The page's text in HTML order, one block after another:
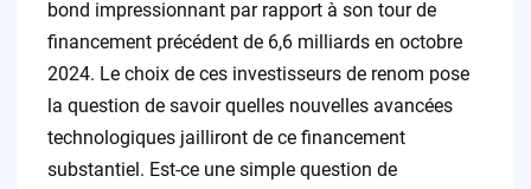
bond impressionnant par rapport à son tour de
financement précédent de 6,6 milliards en octobre
2024. Le choix de ces investisseurs de renom pose
la question de savoir quelles nouvelles avancées
technologiques jailliront de ce financement
substantiel. Est-ce une simple question de